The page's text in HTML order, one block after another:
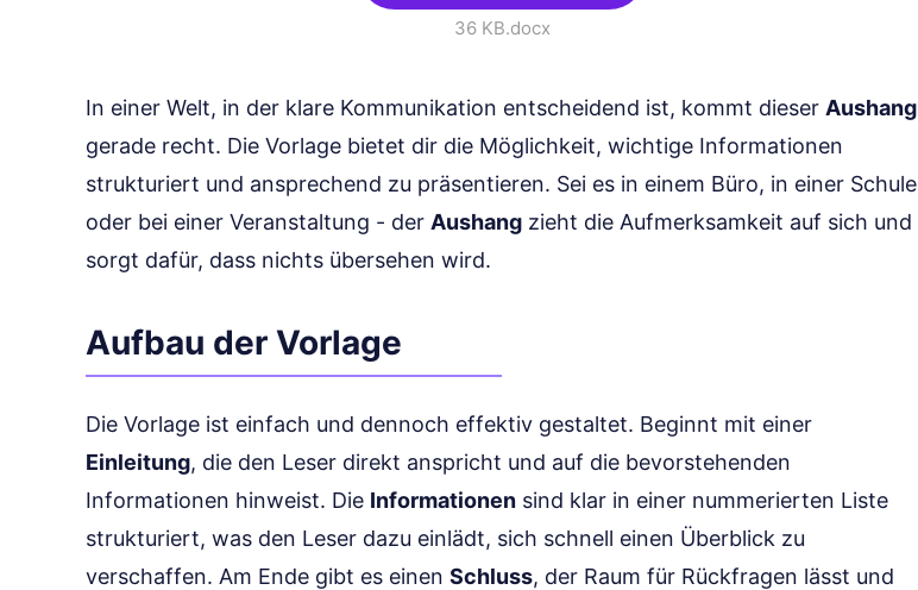
36 KB.docx
In einer Welt, in der klare Kommunikation entscheidend ist, kommt dieser Aushang
gerade recht. Die Vorlage bietet dir die Möglichkeit, wichtige Informationen
strukturiert und ansprechend zu präsentieren. Sei es in einem Büro, in einer Schule
oder bei einer Veranstaltung - der Aushang zieht die Aufmerksamkeit auf sich und
sorgt dafür, dass nichts übersehen wird.
Aufbau der Vorlage
Die Vorlage ist einfach und dennoch effektiv gestaltet. Beginnt mit einer
Einleitung, die den Leser direkt anspricht und auf die bevorstehenden
Informationen hinweist. Die Informationen sind klar in einer nummerierten Liste
strukturiert, was den Leser dazu einlädt, sich schnell einen Überblick zu
verschaffen. Am Ende gibt es einen Schluss, der Raum für Rückfragen lässt und